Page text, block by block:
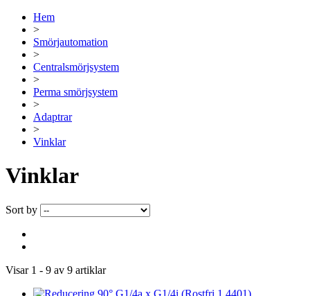
Hem
>
Smörjautomation
>
Centralsmörjsystem
>
Perma smörjsystem
>
Adaptrar
>
Vinklar
Vinklar
Sort by
Visar 1 - 9 av 9 artiklar